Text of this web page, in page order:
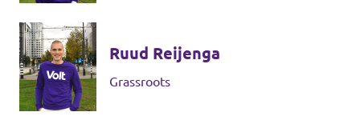
Ruud Reijenga
Grassroots